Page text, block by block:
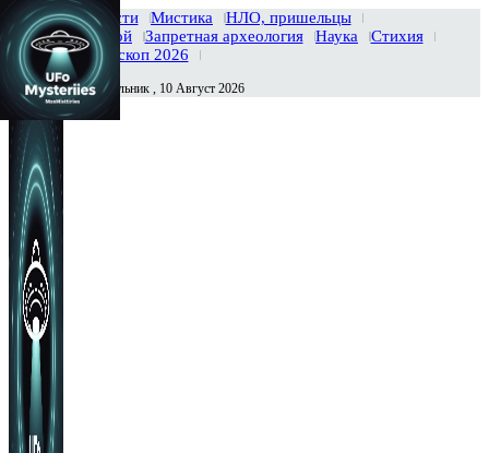
Главная Новости Мистика
НЛО, пришельцы
Тайны вселенной
Запретная археология Наука
Стихия
История
Гороскоп 2026
Сегодня Понедельник , 10 Август 2026